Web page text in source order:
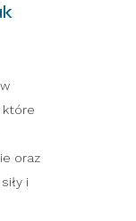
które
oraz
i